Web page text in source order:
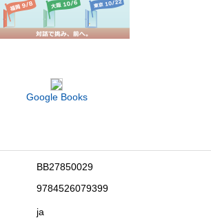
Google Books
BB27850029
9784526079399
ja